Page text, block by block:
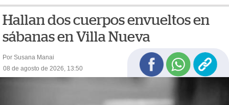
Hallan dos cuerpos envueltos en
sábanas en Villa Nueva
Por Susana Manai
08 de agosto de 2026, 13:50